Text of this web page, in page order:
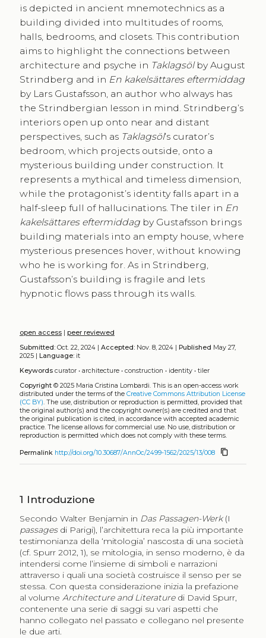
is depicted in ancient mnemotechnics as a
building divided into multitudes of rooms,
halls, bedrooms, and closets. This contribution
aims to highlight the connections between
architecture and psyche in Taklagsölby August
Strindberg and in En kakelsättares eftermiddag
by Lars Gustafsson, an author who always has
the Strindbergian lesson in mind. Strindberg’s
interiors open up onto near and distant
perspectives, such as Taklagsöl’s curator’s
bedroom, which projects outside, onto a
mysterious building under construction. It
represents a mythical and timeless dimension,
while the protagonist’s identity falls apart in a
half-sleep full of hallucinations. The tiler in En
kakelsättares eftermiddagby Gustafsson brings
building materials into an empty house, where
mysterious presences hover, without knowing
who he is working for. As in Strindberg,
Gustafsson’s building is fragile and lets
hypnotic flows pass through its walls.
open access| peer reviewed
Submitted:Oct. 22, 2024 | Accepted:Nov. 8, 2024 | Published May 27,
2025 | Language:it
Keywords curator• architecture• construction • identity• tiler
Copyright© 2025 Maria Cristina Lombardi. This is an open-access work
distributed under the terms of the Creative Commons Attribution License
(CC BY) . The use, distribution or reproduction is permitted, provided that
the original author(s) and the copyright owner(s) are credited and that
the original publication is cited, in accordance with accepted academic
practice. The license allows for commercial use. No use, distribution or
reproduction is permitted which does not comply with these terms.
Permalink http://doi.org/10.30687/AnnOc/2499-1562/2025/13/008 content_copy
1 Introduzione
Secondo Walter Benjamin in Das Passagen-Werk(I
passagesdi Parigi), l’architettura reca la più importante
testimonianza della ‘mitologia’ nascosta di una società
(cf. Spurr 2012, 1), se mitologia, in senso moderno, è da
intendersi come l’insieme di simboli e narrazioni
attraverso i quali una società costruisce il senso per se
stessa. Con questa considerazione inizia la prefazione
al volume Architecture and Literaturedi David Spurr,
contenente una serie di saggi su vari aspetti che
hanno collegato nel passato e collegano nel presente
le due arti.